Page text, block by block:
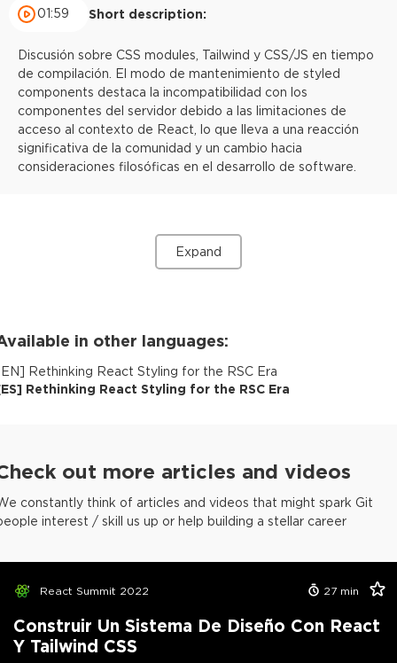
01:59 Short description:
Discusión sobre CSS modules, Tailwind y CSS/JS en tiempo
de compilación. El modo de mantenimiento de styled
components destaca la incompatibilidad con los
componentes del servidor debido a las limitaciones de
acceso al contexto de React, lo que lleva a una reacción
significativa de la comunidad y un cambio hacia
consideraciones filosóficas en el desarrollo de software.
Expand
in other languages:
EN] Rethinking React Styling for the RSC Era
ES] Rethinking React Styling for the RSC Era
out more articles and videos
constantly think of articles and videos that might spark Git
interest / skill us up or help building a stellar career
React Summit 2022 27 min
Construir Un Sistema De Diseño Con React
Y Tailwind CSS